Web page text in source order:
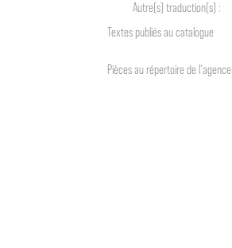
Autre(s) traduction(s) :
Textes publiés au catalogue
Pièces au répertoire de l‘agence